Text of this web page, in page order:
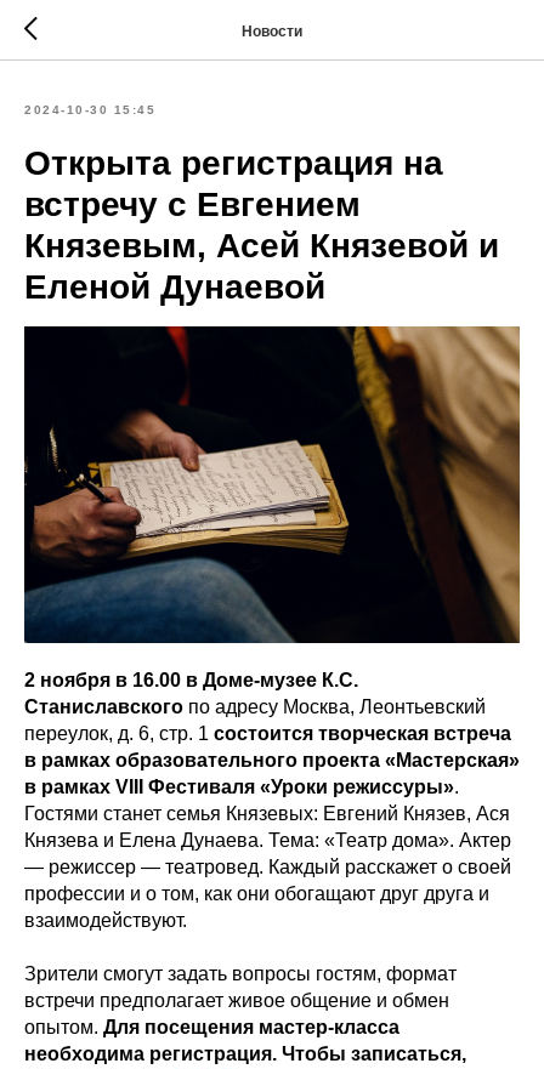
Новости
2024-10-30 15:45
Открыта регистрация на
встречу с Евгением
Князевым, Асей Князевой и
Еленой Дунаевой
2 ноября в 16.00 в Доме-музее К.С.
Станиславского по адресу Москва, Леонтьевский
переулок, д. 6, стр. 1 состоится творческая встреча
в рамках образовательного проекта «Мастерская»
в рамках VIII Фестиваля «Уроки режиссуры».
Гостями станет семья Князевых: Евгений Князев, Ася
Князева и Елена Дунаева. Тема: «Театр дома». Актер
— режиссер — театровед. Каждый расскажет о своей
профессии и о том, как они обогащают друг друга и
взаимодействуют.
Зрители смогут задать вопросы гостям, формат
встречи предполагает живое общение и обмен
опытом. Для посещения мастер-класса
необходима регистрация. Чтобы записаться,